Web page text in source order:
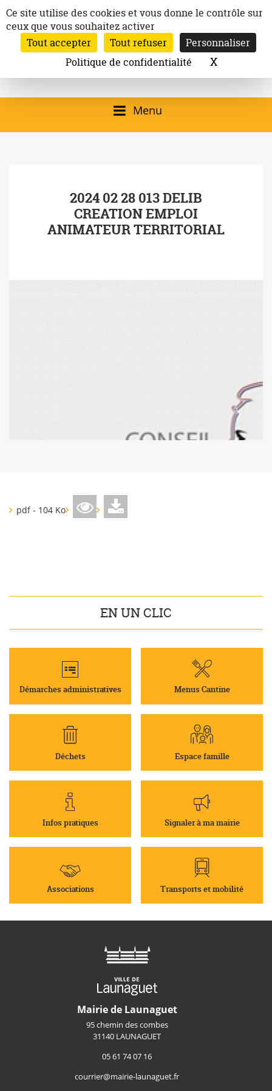
au
contenu
Ville de
Launaguet
Site officiel de la
Mairie de
Launaguet (31140)
qui présente la ville,
programmation
culturelle, la vie
Inscription à la newsletter
Email:
Rechercher
Menu
2024 02 28 013 DELIB
CREATION EMPLOI
ANIMATEUR TERRITORIAL
pdf - 104 Ko
EN UN CLIC
Démarches administratives Menus Cantine
Déchets Espace famille
Infos pratiques Signaler à ma mairie
Associations Transports et mobilité
Mairie de Launaguet
95 chemin des combes
31140 LAUNAGUET
05 61 74 07 16
courrier@mairie-launaguet.fr
Panneau de gestion des cookies
Ce site utilise des cookies et vous donne le contrôle sur
ceux que vous souhaitez activer
Tout accepter
Tout refuser
Personnaliser
Politique de confidentialité
XMasquer